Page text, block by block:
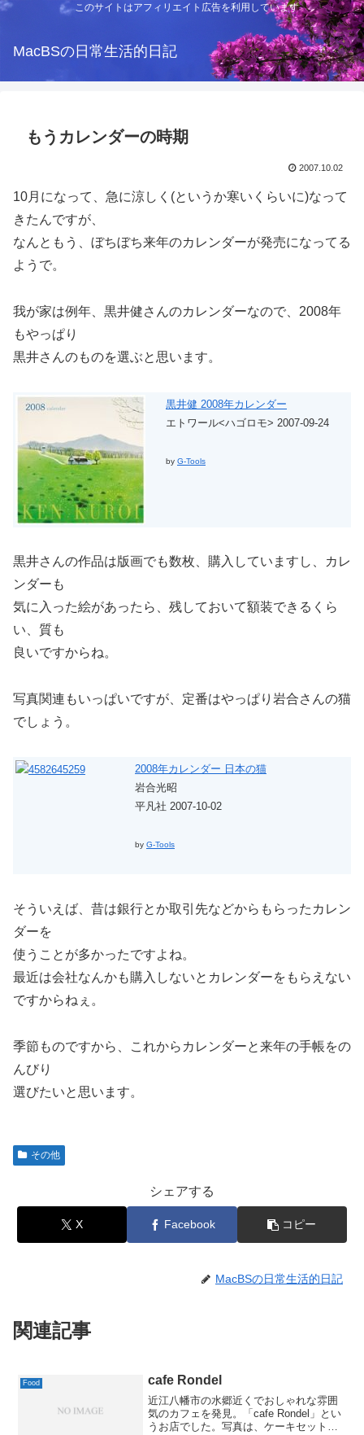
このサイトはアフィリエイト広告を利用しています
MacBSの日常生活的日記
もうカレンダーの時期
2007.10.02
10月になって、急に涼しく(というか寒いくらいに)なって
きたんですが、
なんともう、ぼちぼち来年のカレンダーが発売になってる
ようで。
我が家は例年、黒井健さんのカレンダーなので、2008年
もやっぱり
黒井さんのものを選ぶと思います。
黒井健 2008年カレンダー
エトワール<ハゴロモ> 2007-09-24
by G-Tools
黒井さんの作品は版画でも数枚、購入していますし、カレ
ンダーも
気に入った絵があったら、残しておいて額装できるくら
い、質も
良いですからね。
写真関連もいっぱいですが、定番はやっぱり岩合さんの猫
でしょう。
2008年カレンダー 日本の猫
岩合光昭
平凡社 2007-10-02
by G-Tools
そういえば、昔は銀行とか取引先などからもらったカレン
ダーを
使うことが多かったですよね。
最近は会社なんかも購入しないとカレンダーをもらえない
ですからねぇ。
季節ものですから、これからカレンダーと来年の手帳をの
んびり
選びたいと思います。
その他
シェアする
X Facebook コピー
MacBSの日常生活的日記
関連記事
Food cafe Rondel
近江八幡市の水郷近くでおしゃれな雰囲
気のカフェを発見。「cafe Rondel」とい
うお店でした。写真は、ケーキセット